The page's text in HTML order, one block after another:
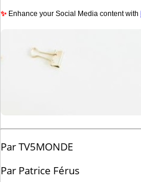
✨ Enhance your Social Media content with
Par TV5MONDE
Par Patrice Férus